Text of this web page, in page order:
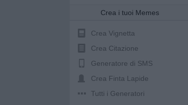
Crea i tuoi Memes
Crea Vignetta
Crea Citazione
Generatore di SMS
Crea Finta Lapide
Tutti i Generatori